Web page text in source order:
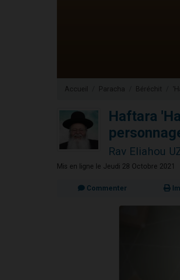
Accueil Paracha Béréchit
Haftara
Rav Eliahou
Mis en ligne le Jeudi 28 Octobre 2021
Commenter